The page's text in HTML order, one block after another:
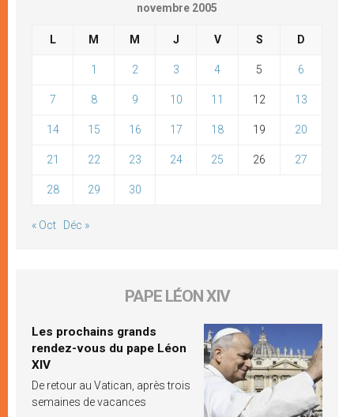
novembre 2005
L M M J V S D
1 2 3 4 5 6
7 8 9 10 11 12 13
14 15 16 17 18 19 20
21 22 23 24 25 26 27
28 29 30
« Oct Déc »
PAPE LÉON XIV
Les prochains grands
rendez-vous du pape Léon
XIV
De retour au Vatican, après trois
semaines de vacances